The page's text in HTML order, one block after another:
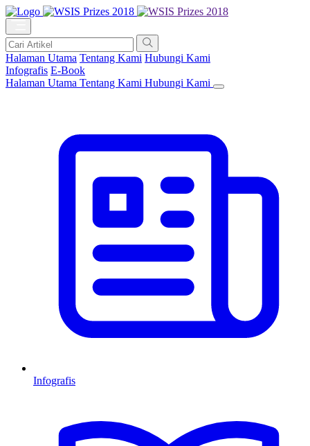
Halaman Utama Tentang Kami Hubungi Kami
Infografis E-Book
Halaman Utama Tentang Kami Hubungi Kami
Infografis